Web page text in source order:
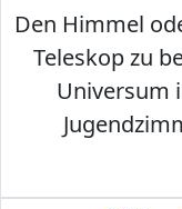
Den Himmel
Teleskop zu
Universum